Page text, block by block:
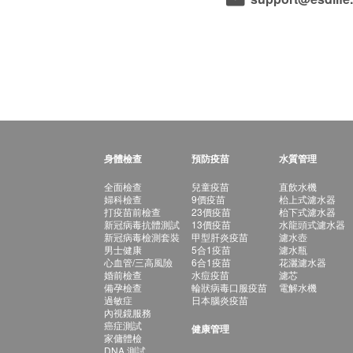
身體檢查
全面檢查
婦科檢查
打疫苗前檢查
新冠病毒抗體測試
新冠病毒檢測套裝
男士健康
心血管/三高風險
婚前檢查
備孕檢查
過敏症
內視鏡服務
癌症測試
家傭體檢
DNA 測試
預防疫苗
兒童疫苗
9價疫苗
23價疫苗
13價疫苗
甲型肝炎疫苗
5合1疫苗
6合1疫苗
水痘疫苗
輪狀病毒口服疫苗
日本腦炎疫苗
健康管理
水質管理
直飲水機
枱上式濾水器
枱下式濾水器
水龍頭式濾水器
濾水壺
濾水瓶
花灑濾水器
濾芯
電解水機